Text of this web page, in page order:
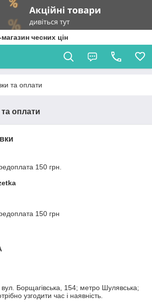
чесних цін
та оплати
оплати
150 грн.
150 грн
Борщагівська, 154; метро Шулявська;
узгодити час і наявність.